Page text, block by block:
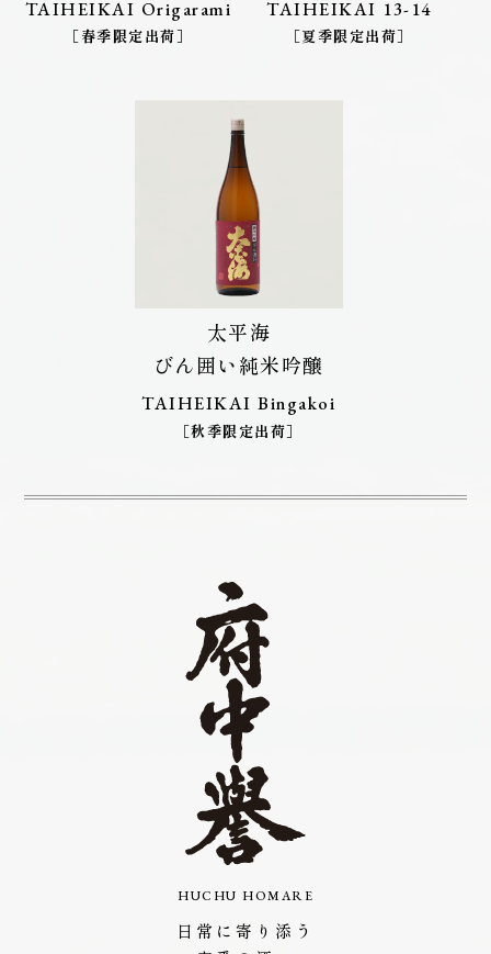
TAIHEIKAI Origarami
［春季限定出荷］
TAIHEIKAI 13-14
［夏季限定出荷］
太平海
びん囲い純米吟醸
TAIHEIKAI Bingakoi
［秋季限定出荷］
HUCHU HOMARE
日常に寄り添う